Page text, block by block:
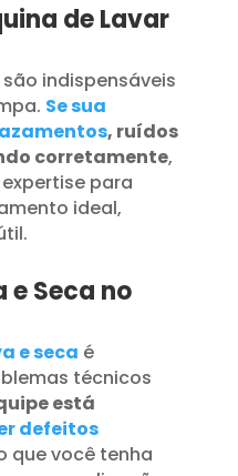
de Lavar
são indispensáveis
Se sua
, ruídos
corretamente,
para
ideal,
e Seca no
e seca é
técnicos
está
defeitos
que você tenha